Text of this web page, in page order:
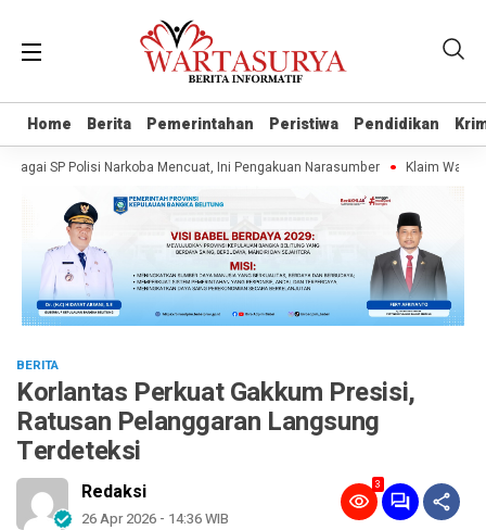
Home Berita Pemerintahan Peristiwa Pendidikan
Home Berita Pemerintahan Peristiwa Pendidikan
SP Polisi Narkoba Mencuat, Ini Pengakuan Narasumber Klaim Wartawan
BERITA
Korlantas Perkuat Gakkum Presisi,
Ratusan Pelanggaran Langsung
Terdeteksi
Redaksi
26 Apr 2026 - 14:36 WIB
3